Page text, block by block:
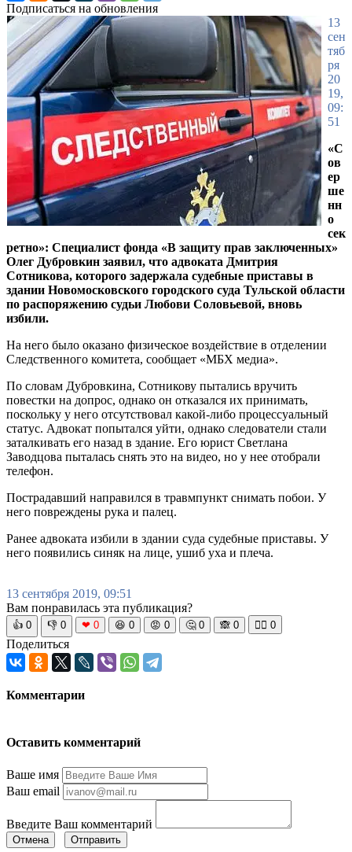
Подписаться на обновления
13
сен
тяб
ря
20
19,
09:
51
«С
ов
ер
ше
нн
о
сек
ретно»: Специалист фонда «В защиту прав заключенных»
Олег Дубровкин заявил, что адвоката Дмитрия
Сотникова, которого задержала судебные приставы в
здании Новомосковского городского суда Тульской области
по распоряжению судьи Любови Соловьевой, вновь
избили.
На него было оказано физическое воздействие в отделении
Следственного комитета, сообщает «МБХ медиа».
По словам Дубровкина, Сотникову пытались вручить
повестки на допрос, однако он отказался их принимать,
поскольку у него отсутствовал какой-либо процессуальный
статус. Адвокат попытался уйти, однако следователи стали
заталкивать его назад в здание. Его юрист Светлана
Заводцова пыталась снять это на видео, но у нее отобрали
телефон.
Пострадавший направился в травмпункт снимать побои. У
него повреждены рука и палец.
Ранее адвоката избили в здании суда судебные приставы. У
него появились синяк на лице, ушиб уха и плеча.
13 сентября 2019, 09:51
Вам понравилась эта публикация?
👍 0 👎 0 ❤ 0 😆 0 😡 0 🤔 0 🙈 0 🧘‍♀️ 0
Поделиться
Комментарии
Оставить комментарий
Ваше имя
Ваш email
Введите Ваш комментарий
Отмена Отправить